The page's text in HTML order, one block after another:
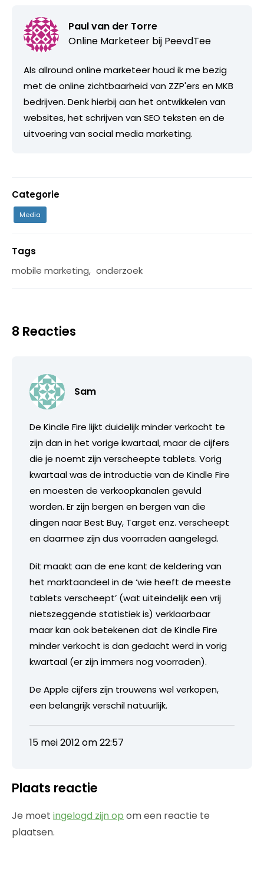
Paul van der Torre
Online Marketeer bij PeevdTee
Als allround online marketeer houd ik me bezig
met de online zichtbaarheid van ZZP'ers en MKB
bedrijven. Denk hierbij aan het ontwikkelen van
websites, het schrijven van SEO teksten en de
uitvoering van social media marketing.
Categorie
Media
Tags
mobile marketing, onderzoek
8 Reacties
Sam
De Kindle Fire lijkt duidelijk minder verkocht te
zijn dan in het vorige kwartaal, maar de cijfers
die je noemt zijn verscheepte tablets. Vorig
kwartaal was de introductie van de Kindle Fire
en moesten de verkoopkanalen gevuld
worden. Er zijn bergen en bergen van die
dingen naar Best Buy, Target enz. verscheept
en daarmee zijn dus voorraden aangelegd.
Dit maakt aan de ene kant de keldering van
het marktaandeel in de ‘wie heeft de meeste
tablets verscheept’ (wat uiteindelijk een vrij
nietszeggende statistiek is) verklaarbaar
maar kan ook betekenen dat de Kindle Fire
minder verkocht is dan gedacht werd in vorig
kwartaal (er zijn immers nog voorraden).
De Apple cijfers zijn trouwens wel verkopen,
een belangrijk verschil natuurlijk.
15 mei 2012 om 22:57
Plaats reactie
Je moet ingelogd zijn op om een reactie te
plaatsen.